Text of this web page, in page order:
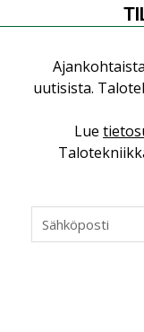
uutisista.
Lue